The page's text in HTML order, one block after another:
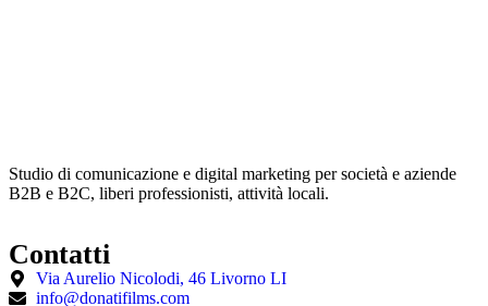
Studio di comunicazione e digital marketing per società e aziende
B2B e B2C, liberi professionisti, attività locali.
Contatti
Via Aurelio Nicolodi, 46 Livorno LI
info@donatifilms.com